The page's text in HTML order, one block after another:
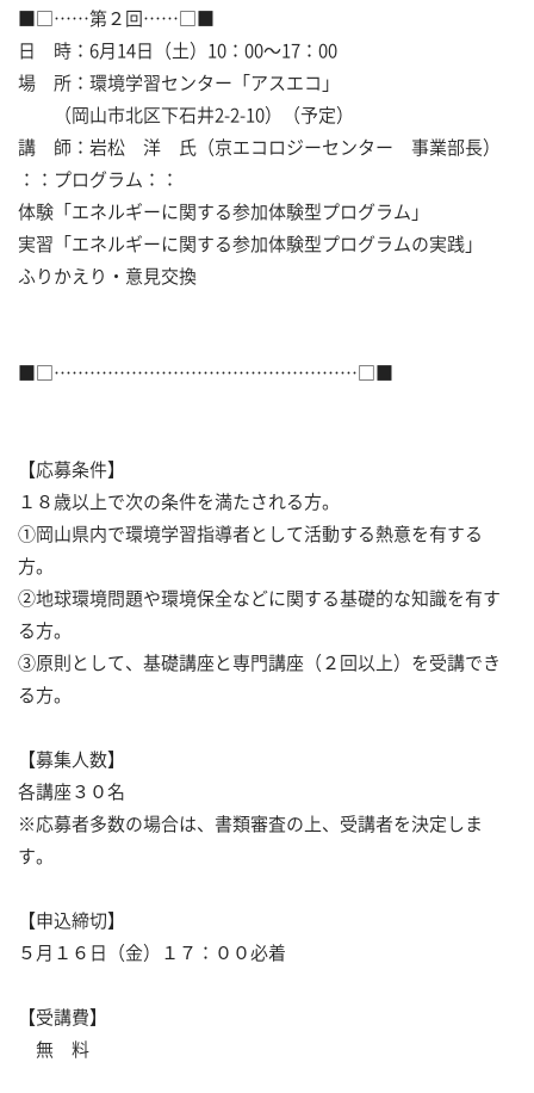
■□……第２回……□■
日 時：6月14日（土）10：00～17：00
場 所：環境学習センター「アスエコ」
（岡山市北区下石井2-2-10）（予定）
講 師：岩松 洋 氏（京エコロジーセンター 事業部長）
：：プログラム：：
体験「エネルギーに関する参加体験型プログラム」
実習「エネルギーに関する参加体験型プログラムの実践」
ふりかえり・意見交換
■□……………………………………………□■
【応募条件】
１８歳以上で次の条件を満たされる方。
①岡山県内で環境学習指導者として活動する熱意を有する
方。
②地球環境問題や環境保全などに関する基礎的な知識を有す
る方。
③原則として、基礎講座と専門講座（２回以上）を受講でき
る方。
【募集人数】
各講座３０名
※応募者多数の場合は、書類審査の上、受講者を決定しま
す。
【申込締切】
５月１６日（金）１７：００必着
【受講費】
無 料